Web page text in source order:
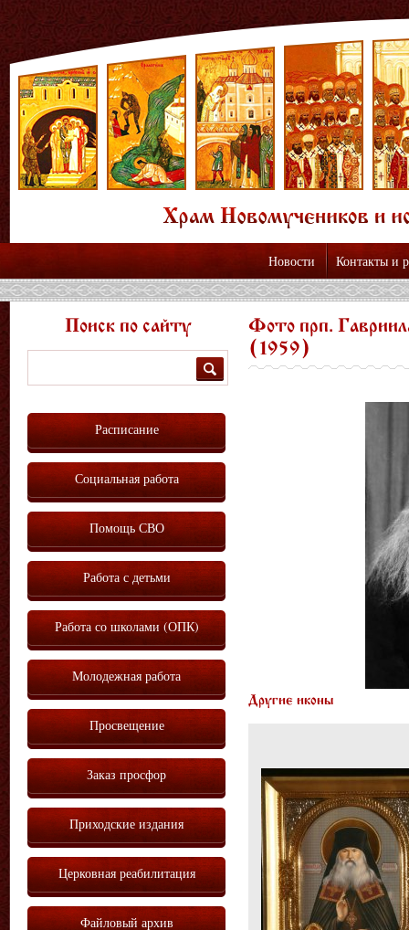
Новости Контакты и
Фото прп.
(1959)
Другие иконы
Поиск по сайту
Расписание
Социальная работа
Помощь СВО
Работа с детьми
Работа со школами (ОПК)
Молодежная работа
Просвещение
Заказ просфор
Приходские издания
Церковная реабилитация
Файловый архив